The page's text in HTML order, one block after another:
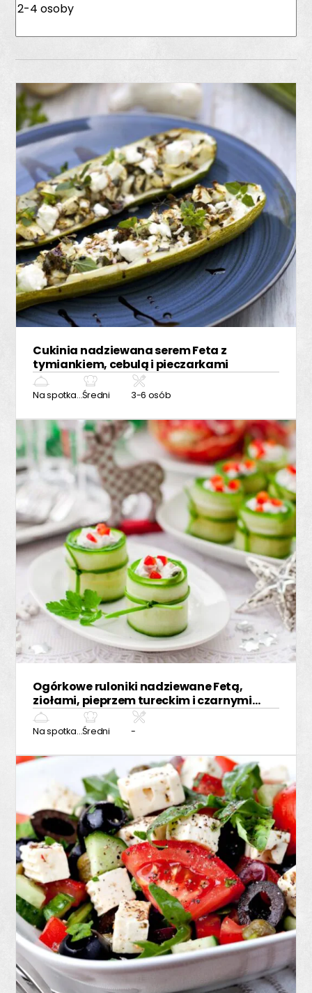
Cukinia nadziewana serem Feta z
tymiankiem, cebulą i pieczarkami
Na spotkanie z przyjaciółmiŚredni 3-6 osób
Ogórkowe ruloniki nadziewane Fetą,
ziołami, pieprzem tureckim i czarnymi
oliwkami
Na spotkanie z przyjaciółmiŚredni -